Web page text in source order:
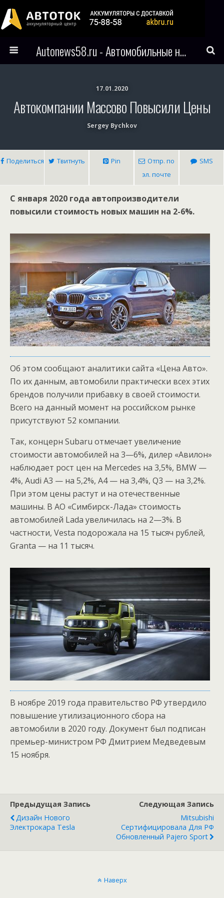
Autonews58.ru - Автомобильные новости Пензы и всего мира
17.01.2020
Автокомпании Массово Повысили Цены
Sergey Bychkov
Поделиться Твитнуть Pin
Отпр. по
эл. почте
SMS
С января 2020 года автопроизводители
повысили стоимость новых машин на 2-6%.
Об этом сообщают аналитики сайта «Цена Авто».
По их данным, автомобили практически всех этих
брендов получили прибавку в своей стоимости.
Всего на данный момент на российском рынке
присутствуют 52 компании.
Так, концерн Subaru отмечает увеличение
стоимости автомобилей на 3—6%, дилер «Авилон»
наблюдает рост цен на Mercedes на 3,5%, BMW —
4%, Audi А3 — на 5,2%, А4 — на 3,4%, Q3 — на 3,2%.
При этом цены растут и на отечественные
машины. В АО «Симбирск-Лада» стоимость
автомобилей Lada увеличилась на 2—3%. В
частности, Vesta подорожала на 15 тысяч рублей,
Granta — на 11 тысяч.
В ноябре 2019 года правительство РФ утвердило
повышение утилизационного сбора на
автомобили в 2020 году. Документ был подписан
премьер-министром РФ Дмитрием Медведевым
15 ноября.
Предыдущая Запись
Дизайн Нового
Электрокара Tesla
Следующая Запись
Mitsubishi
Сертифицировала Для РФ
Обновленный Pajero Sport
Наверх